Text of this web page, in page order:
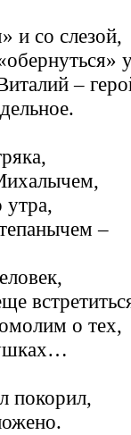
и со слезой,
–
утра,
–
о тех,
покорил,